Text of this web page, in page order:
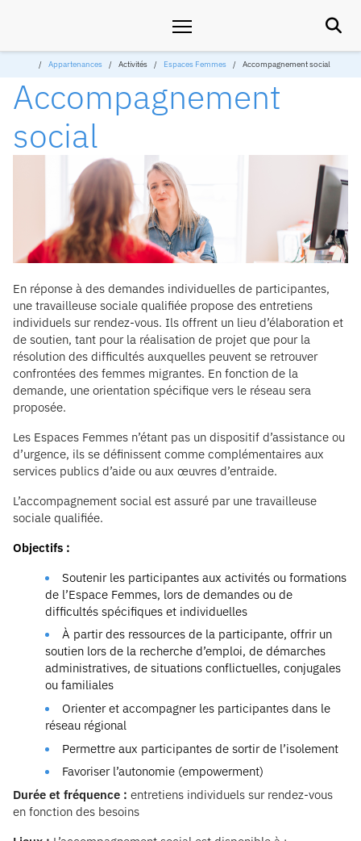

Appartenances Activités Espaces Femmes Accompagnement social
Accompagnement
social
En réponse à des demandes individuelles de participantes,
une travailleuse sociale qualifiée propose des entretiens
individuels sur rendez-vous. Ils offrent un lieu d’élaboration et
de soutien, tant pour la réalisation de projet que pour la
résolution des difficultés auxquelles peuvent se retrouver
confrontées des femmes migrantes. En fonction de la
demande, une orientation spécifique vers le réseau sera
proposée.
Les Espaces Femmes n’étant pas un dispositif d’assistance ou
d’urgence, ils se définissent comme complémentaires aux
services publics d’aide ou aux œuvres d’entraide.
L’accompagnement social est assuré par une travailleuse
sociale qualifiée.
Objectifs :
Soutenir les participantes aux activités ou formations
de l’Espace Femmes, lors de demandes ou de
difficultés spécifiques et individuelles
À partir des ressources de la participante, offrir un
soutien lors de la recherche d’emploi, de démarches
administratives, de situations conflictuelles, conjugales
ou familiales
Orienter et accompagner les participantes dans le
réseau régional
Permettre aux participantes de sortir de l’isolement
Favoriser l’autonomie (empowerment)
Durée et fréquence : entretiens individuels sur rendez-vous
en fonction des besoins